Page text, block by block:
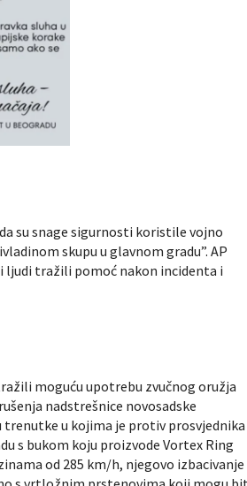
su snage sigurnosti koristile vojno
skupu u glavnom gradu”. AP
ljudi tražili pomoć nakon incidenta i
moguću upotrebu zvučnog oružja
nadstrešnice novosadske
u kojima je protiv prosvjednika
s bukom koju proizvode Vortex Ring
od 285 km/h, njegovo izbacivanje